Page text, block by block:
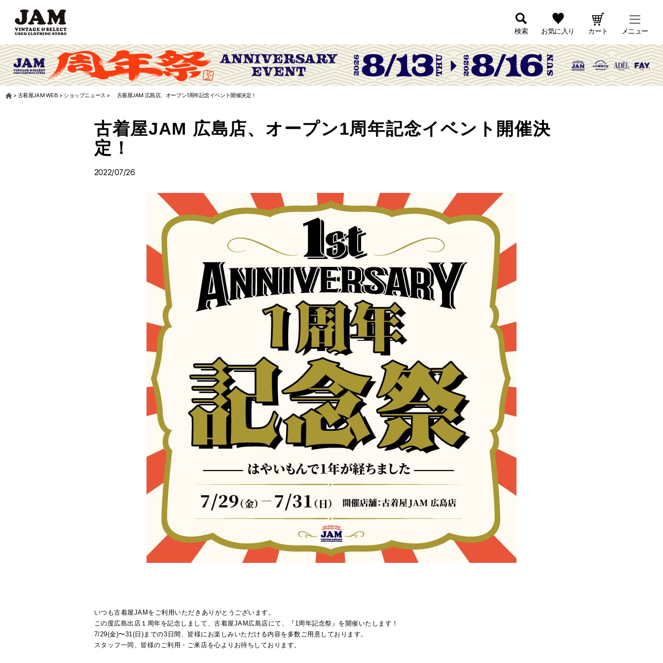
検索 お気に入り カート メニュー
> 古着屋JAM WEB > ショップニュース > 古着屋JAM 広島店、オープン1周年記念イベント開催決定！
古着屋JAM 広島店、オープン1周年記念イベント開催決
定！
2022/07/26
いつも古着屋JAMをご利用いただきありがとうございます。
この度広島出店１周年を記念しまして、古着屋JAM広島店にて、『1周年記念祭』を開催いたします！
7/29(金)〜31(日)までの3日間、皆様にお楽しみいただける内容を多数ご用意しております。
スタッフ一同、皆様のご利用・ご来店を心よりお待ちしております。